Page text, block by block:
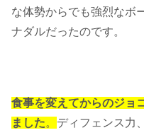
な体勢からでも強烈なボ
ナダルだったのです。
食事を変えてからのジョ
ました。 ディフェンス力